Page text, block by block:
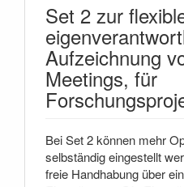
Set 2 zur
Aufzeichnung
Meetings, für
Bei Set 2 können mehr
selbständig eingestellt
freie Handhabung über